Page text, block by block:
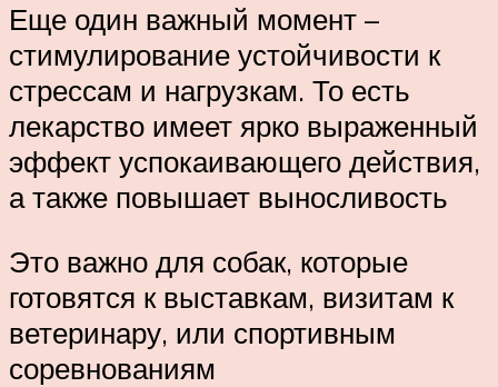
Еще один важный момент –
стимулирование устойчивости к
стрессам и нагрузкам. То есть
лекарство имеет ярко выраженный
эффект успокаивающего действия,
а также повышает выносливость
Это важно для собак, которые
готовятся к выставкам, визитам к
ветеринару, или спортивным
соревнованиям